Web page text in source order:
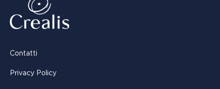
Contatti
Privacy Policy